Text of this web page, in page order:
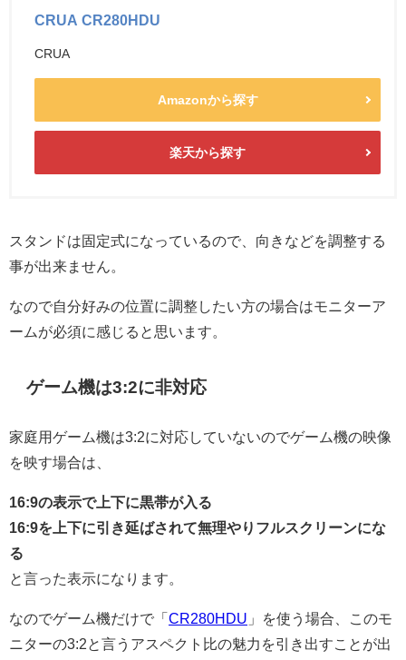
CRUA CR280HDU
CRUA
Amazonから探す
楽天から探す
スタンドは固定式になっているので、向きなどを調整する
事が出来ません。
なので自分好みの位置に調整したい方の場合はモニターア
ームが必須に感じると思います。
ゲーム機は3:2に非対応
家庭用ゲーム機は3:2に対応していないのでゲーム機の映像
を映す場合は、
16:9の表示で上下に黒帯が入る
16:9を上下に引き延ばされて無理やりフルスクリーンにな
る
と言った表示になります。
なのでゲーム機だけで「 CR280HDU 」を使う場合、このモ
ニターの3:2と言うアスペクト比の魅力を引き出すことが出